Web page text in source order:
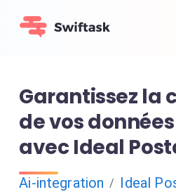
Garantissez la
de vos
avec Ideal
Ai-integration / Ideal